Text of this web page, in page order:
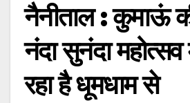
नैनीताल : कुमाऊं
नंदा सुनंदा महोत्सव
रहा है धूमधाम से